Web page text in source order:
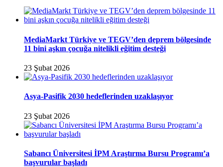
MediaMarkt Türkiye ve TEGV’den deprem bölgesinde
11 bini aşkın çocuğa nitelikli eğitim desteği
23 Şubat 2026
Asya-Pasifik 2030 hedeflerinden uzaklaşıyor
23 Şubat 2026
Sabancı Üniversitesi İPM Araştırma Bursu Programı’a
başvurular başladı